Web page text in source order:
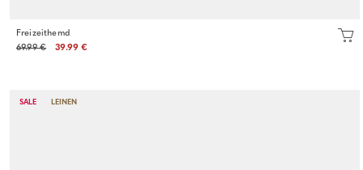
Freizeithemd
69.99 €
39.99 €
SALE LEINEN